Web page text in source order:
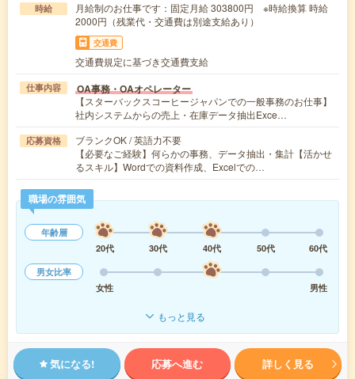
時給
月給制のお仕事です：固定月給 303800円 ※時給換算 時給
2000円（残業代・交通費は別途支給あり）
交通費
交通費規定に基づき交通費支給
仕事内容 OA事務・OAオペレーター
【スターバックスコーヒージャパンでの一般事務のお仕事】
社内システムからの売上・在庫データ抽出Exce…
応募資格
ブランクOK / 英語力不要
【必要なご経験】何らかの事務、データ抽出・集計【活かせ
るスキル】Wordでの資料作成、Excelでの…
職場の雰囲気
年齢層
20代
30代 40代 50代
60代
男女比率
女性
男性
もっと見る
気になる! 応募へ進む 詳しく見る